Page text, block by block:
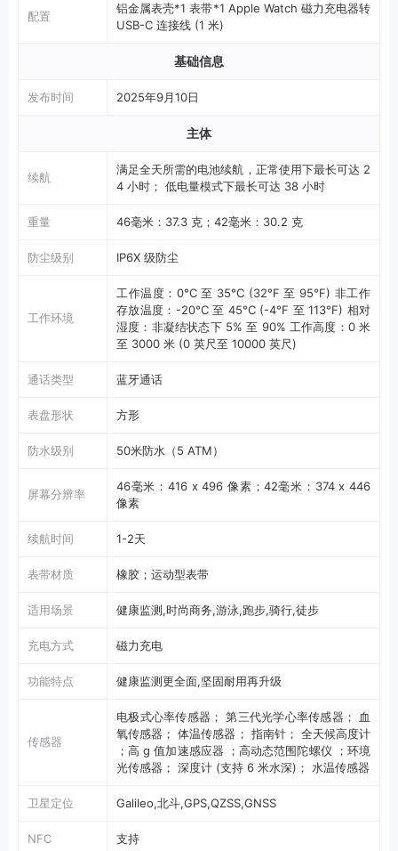
配置
铝金属表壳*1 表带*1 Apple Watch 磁力充电器转
USB-C 连接线 (1 米)
基础信息
发布时间 2025年9月10日
主体
续航
满足全天所需的电池续航，正常使用下最长可达 2
4 小时； 低电量模式下最长可达 38 小时
重量 46毫米：37.3 克；42毫米：30.2 克
防尘级别 IP6X 级防尘
工作环境
工作温度：0°C 至 35°C (32°F 至 95°F) 非工作
存放温度：-20°C 至 45°C (-4°F 至 113°F) 相对
湿度：非凝结状态下 5% 至 90% 工作高度：0 米
至 3000 米 (0 英尺至 10000 英尺)
通话类型 蓝牙通话
表盘形状 方形
防水级别 50米防水（5 ATM）
屏幕分辨率
46毫米：416 x 496 像素；42毫米：374 x 446
像素
续航时间 1-2天
表带材质 橡胶；运动型表带
适用场景 健康监测,时尚商务,游泳,跑步,骑行,徒步
充电方式 磁力充电
功能特点 健康监测更全面,坚固耐用再升级
传感器
电极式心率传感器； 第三代光学心率传感器； 血
氧传感器； 体温传感器； 指南针； 全天候高度计
；高 g 值加速感应器 ；高动态范围陀螺仪 ；环境
光传感器； 深度计 (支持 6 米水深)； 水温传感器
卫星定位 Galileo,北斗,GPS,QZSS,GNSS
NFC 支持